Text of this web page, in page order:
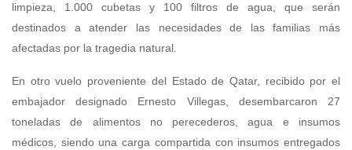
limpieza, 1.000 cubetas y 100 filtros de agua, que serán
destinados a atender las necesidades de las familias más
afectadas por la tragedia natural.
En otro vuelo proveniente del Estado de Qatar, recibido por el
embajador designado Ernesto Villegas, desembarcaron 27
toneladas de alimentos no perecederos, agua e insumos
médicos, siendo una carga compartida con insumos entregados